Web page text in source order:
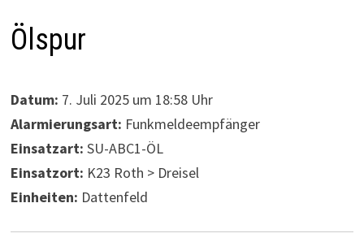
Ölspur
Datum: 7. Juli 2025 um 18:58 Uhr
Alarmierungsart: Funkmeldeempfänger
Einsatzart: SU-ABC1-ÖL
Einsatzort: K23 Roth > Dreisel
Einheiten: Dattenfeld